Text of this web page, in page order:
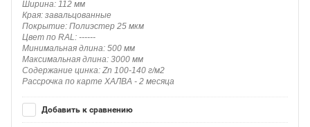
Ширина: 112 мм
Края: завальцованные
Покрытие: Полиэстер 25 мкм
Цвет по RAL: ------
Минимальная длина: 500 мм
Максимальная длина: 3000 мм
Содержание цинка: Zn 100-140 г/м2
Рассрочка по карте ХАЛВА - 2 месяца
Добавить к сравнению